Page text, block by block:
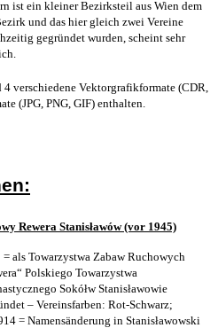
ist ein kleiner Bezirksteil aus Wien dem
und das hier gleich zwei Vereine
gegründet wurden, scheint sehr
verschiedene Vektorgrafikformate (CDR,
(JPG, PNG, GIF) enthalten.
Rewera Stanisławów (vor 1945)
= als Towarzystwa Zabaw Ruchowych
Polskiego Towarzystwa
Sokółw Stanisławowie
– Vereinsfarben: Rot-Schwarz;
= Namensänderung in Stanisławowski